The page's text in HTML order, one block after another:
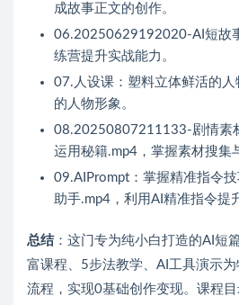
成故事正文的创作。
06.20250629192020-AI短故
练营提升实战能力。
07.人设课：塑料立体鲜活的
的人物形象。
08.20250807211133-剧情素
运用秘籍.mp4，掌握素材搜集
09.AIPrompt：掌握精准指令
助手.mp4，利用AI精准指令提
总结：这门专为纯小白打造的AI短
富课程、5步法教学、AI工具演示
流程，实现0基础创作变现。课程